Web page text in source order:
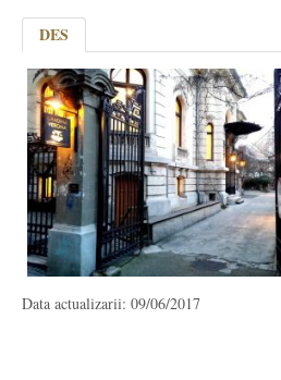
DES
Data actualizarii: 09/06/2017